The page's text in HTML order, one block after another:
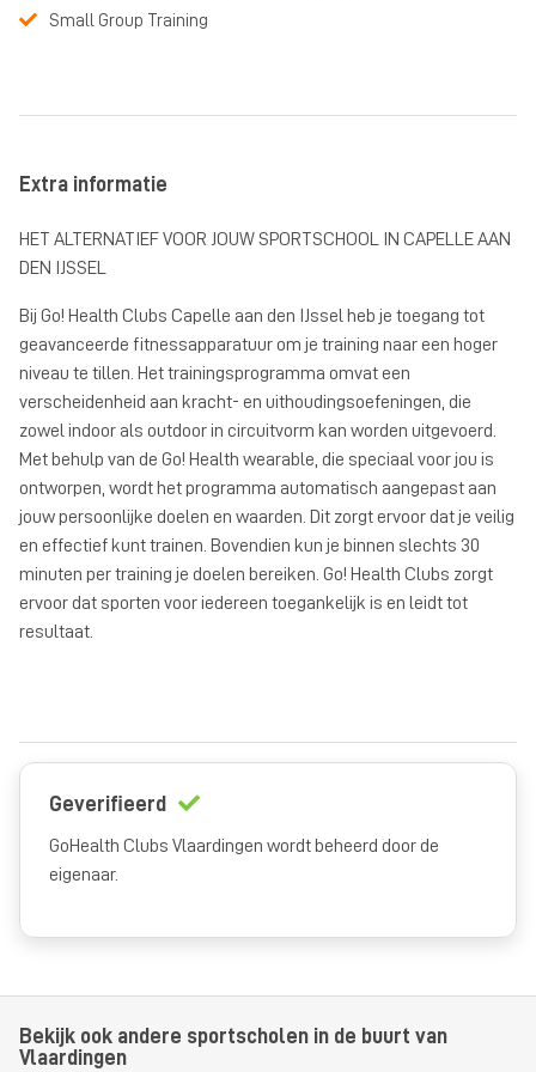
stellen we een nieuw trainingsplan op om je lichaam een nieuwe
15x meer resultaat dan in reguliere sportscholen
Veiligste manier van bewegen: je kunt geen oefening fout doen
apparaten
Hét efficiënte en laagdrempelige alternatief voor reguliere
sportscholen
Small Group Training
Extra informatie
HET ALTERNATIEF VOOR JOUW SPORTSCHOOL IN CAPELLE AAN
DEN IJSSEL
Bij Go! Health Clubs Capelle aan den IJssel heb je toegang tot
geavanceerde fitnessapparatuur om je training naar een hoger
niveau te tillen. Het trainingsprogramma omvat een
verscheidenheid aan kracht- en uithoudingsoefeningen, die
zowel indoor als outdoor in circuitvorm kan worden uitgevoerd.
Met behulp van de Go! Health wearable, die speciaal voor jou is
ontworpen, wordt het programma automatisch aangepast aan
jouw persoonlijke doelen en waarden. Dit zorgt ervoor dat je veilig
en effectief kunt trainen. Bovendien kun je binnen slechts 30
minuten per training je doelen bereiken. Go! Health Clubs zorgt
ervoor dat sporten voor iedereen toegankelijk is en leidt tot
resultaat.
Geverifieerd
GoHealth Clubs Vlaardingen wordt beheerd door de
eigenaar.
Bekijk ook andere sportscholen in de buurt van
Vlaardingen